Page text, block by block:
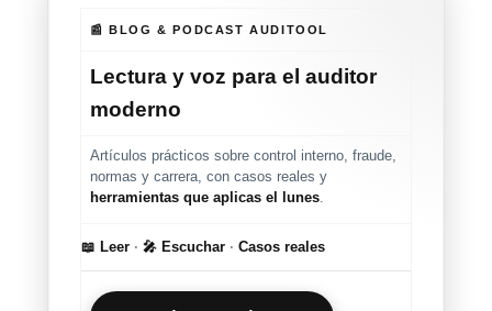
📰 BLOG & PODCAST AUDITOOL
Lectura y voz para el auditor
moderno
Artículos prácticos sobre control interno, fraude,
normas y carrera, con casos reales y
herramientas que aplicas el lunes
📖 Leer · 🎤 Escuchar · Casos reales